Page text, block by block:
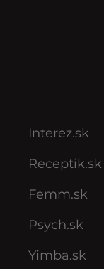
Interez.sk
Receptik.sk
Femm.sk
Psych.sk
Yimba.sk